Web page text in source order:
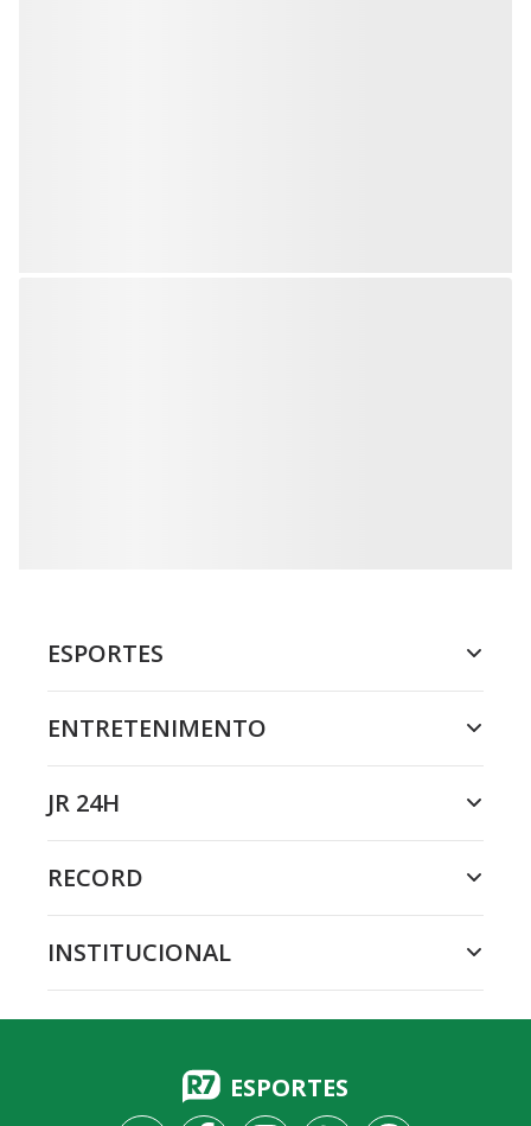
ESPORTES
ENTRETENIMENTO
JR 24H
RECORD
INSTITUCIONAL
ESPORTES